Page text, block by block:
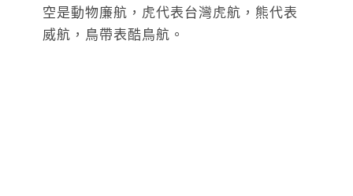
空是動物廉航，虎代表台灣虎航，熊代表
威航，鳥帶表酷鳥航。